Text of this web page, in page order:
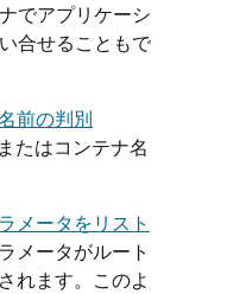
でアプリケーシ
合せることもで
前の判別
たはコンテナ名
メータをリスト
メータがルート
れます。このよ